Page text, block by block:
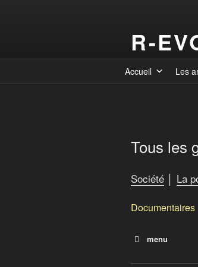
R-
Accueil Les
Tous les
Société │ La
Documentaires
menu